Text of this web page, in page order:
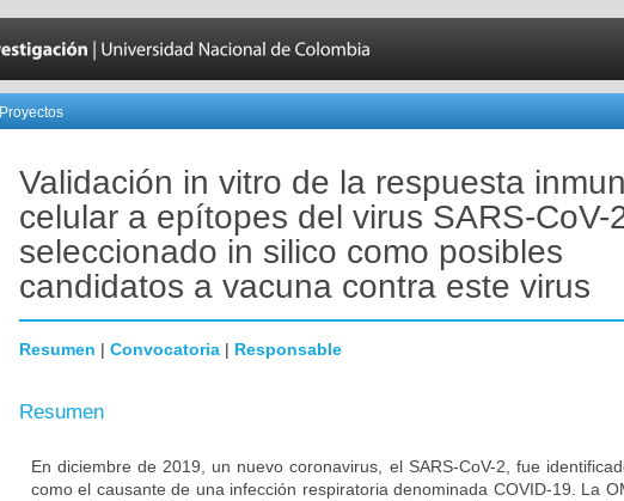
Proyectos
Validación in vitro de la respuesta
celular a epítopes del virus SARS-CoV-
seleccionado in silico como posibles
candidatos a vacuna contra este virus
Resumen | Convocatoria | Responsable
Resumen
En diciembre de 2019, un nuevo coronavirus, el SARS-CoV-2, fue
como el causante de una infección respiratoria denominada COVID-19. La